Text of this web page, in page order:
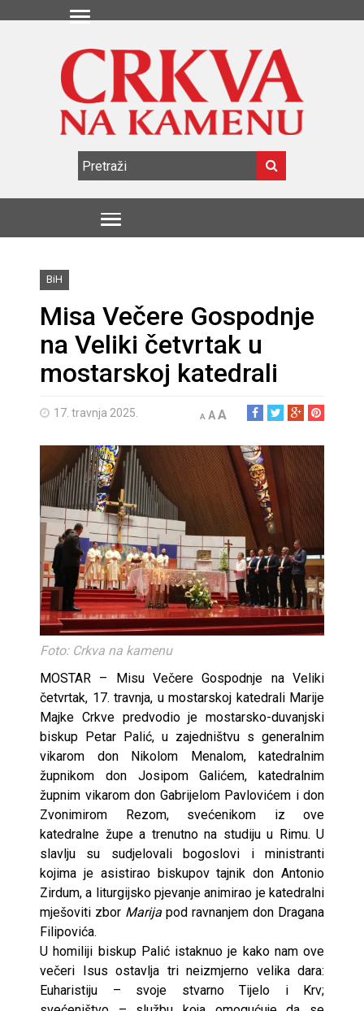
BiH
Misa Večere Gospodnje
na Veliki četvrtak u
mostarskoj katedrali
17. travnja 2025. A AA
Foto: Crkva na kamenu
MOSTAR – Misu Večere Gospodnje na Veliki
četvrtak, 17. travnja, u mostarskoj katedrali Marije
Majke Crkve predvodio je mostarsko-duvanjski
biskup Petar Palić, u zajedništvu s generalnim
vikarom don Nikolom Menalom, katedralnim
župnikom don Josipom Galićem, katedralnim
župnim vikarom don Gabrijelom Pavlovićem i don
Zvonimirom Rezom, svećenikom iz ove
katedralne župe a trenutno na studiju u Rimu. U
slavlju su sudjelovali bogoslovi i ministranti
kojima je asistirao biskupov tajnik don Antonio
Zirdum, a liturgijsko pjevanje animirao je katedralni
mješoviti zbor Marija pod ravnanjem don Dragana
Filipovića.
U homiliji biskup Palić istaknuo je kako nam ove
večeri Isus ostavlja tri neizmjerno velika dara:
Euharistiju – svoje stvarno Tijelo i Krv;